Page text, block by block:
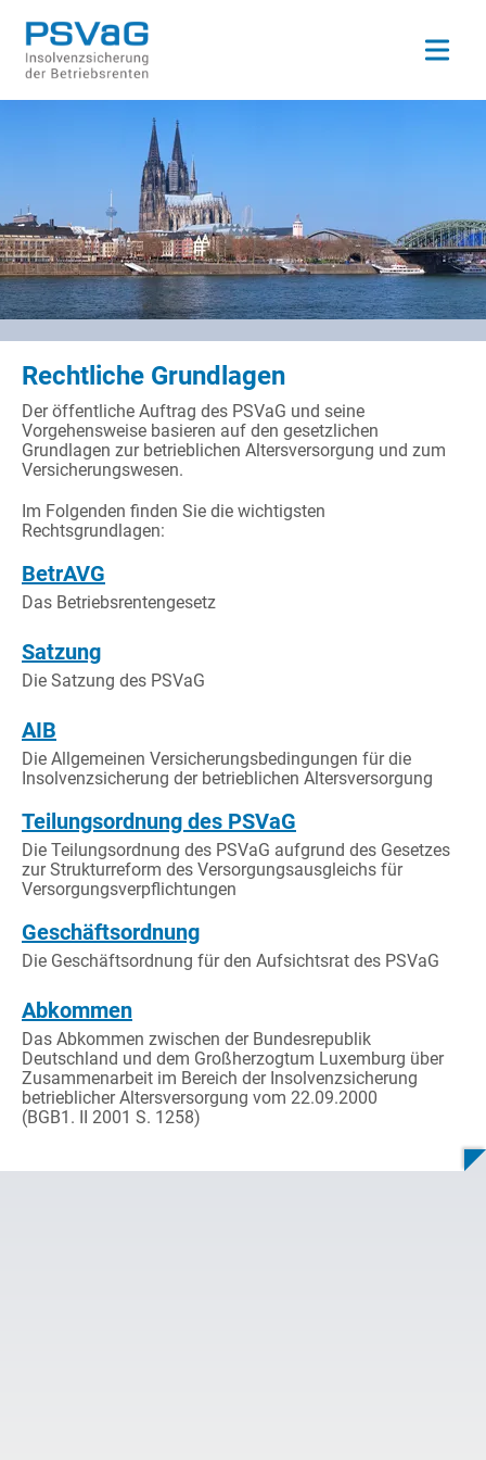
Open
Rechtliche Grundlagen
Der öffentliche Auftrag des PSVaG und seine
Vorgehensweise basieren auf den gesetzlichen
Grundlagen zur betrieblichen Altersversorgung und zum
Versicherungswesen.
Im Folgenden finden Sie die wichtigsten
Rechtsgrundlagen:
BetrAVG
Das Betriebsrentengesetz
Satzung
Die Satzung des PSVaG
AIB
Die Allgemeinen Versicherungsbedingungen für die
Insolvenzsicherung der betrieblichen Altersversorgung
Teilungsordnung des PSVaG
Die Teilungsordnung des PSVaG aufgrund des Gesetzes
zur Strukturreform des Versorgungsausgleichs für
Versorgungsverpflichtungen
Geschäftsordnung
Die Geschäftsordnung für den Aufsichtsrat des PSVaG
Abkommen
Das Abkommen zwischen der Bundesrepublik
Deutschland und dem Großherzogtum Luxemburg über
Zusammenarbeit im Bereich der Insolvenzsicherung
betrieblicher Altersversorgung vom 22.09.2000
(BGB1. II 2001 S. 1258)